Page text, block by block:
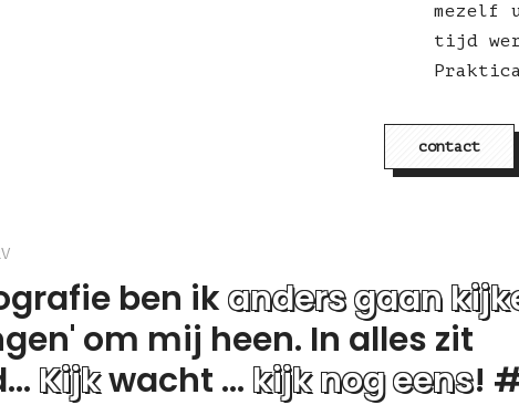
mezelf
tijd
contact
ben ikanders gaan
om mij heen. In alles zit
Kijkwacht ... kijk nog eens!